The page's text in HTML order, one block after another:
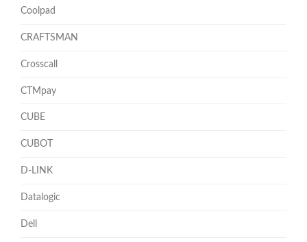
Coolpad
CRAFTSMAN
Crosscall
CTMpay
CUBE
CUBOT
D-LINK
Datalogic
Dell